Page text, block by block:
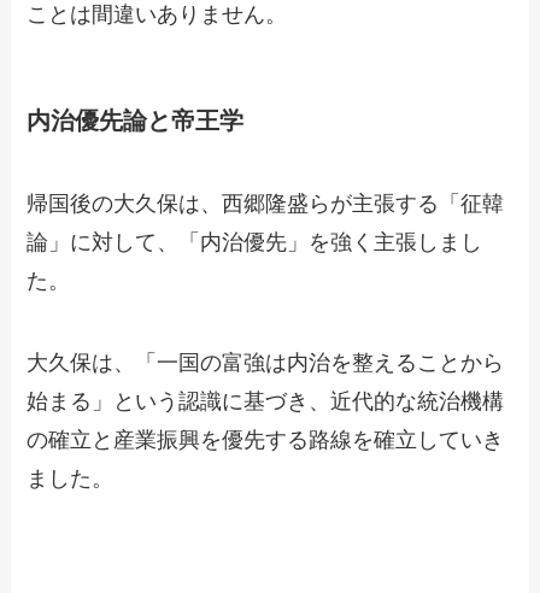
ことは間違いありません。
内治優先論と帝王学
帰国後の大久保は、西郷隆盛らが主張する「征韓
論」に対して、「内治優先」を強く主張しまし
た。
大久保は、「一国の富強は内治を整えることから
始まる」という認識に基づき、近代的な統治機構
の確立と産業振興を優先する路線を確立していき
ました。